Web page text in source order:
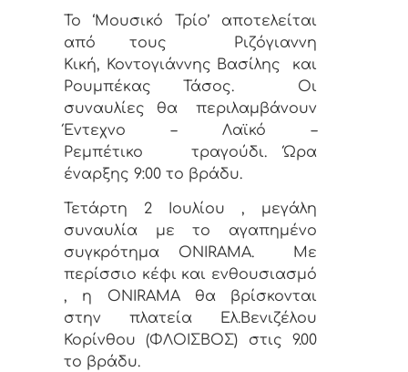
Το ‘Μουσικό Τρίο’ αποτελείται
από τους
Ριζόγιαννη
Κική, Κοντογιάννης Βασίλης
και
Ρουμπέκας Τάσος. Οι
συναυλίες
θα
περιλαμβάνουν
Έντεχνο – Λαϊκό –
Ρεμπέτικο
τραγούδι. Ώρα
έναρξης 9:00 το βράδυ.
Τετάρτη 2 Ιουλίου , μεγάλη
συναυλία με το αγαπημένο
συγκρότημα ONIRAMA.
Mε
περίσσιο κέφι και ενθουσιασμό
, η ONIRAMA θα βρίσκονται
στην πλατεία Ελ.Βενιζέλου
Κορίνθου (ΦΛΟΙΣΒΟΣ) στις 9.00
το βράδυ.